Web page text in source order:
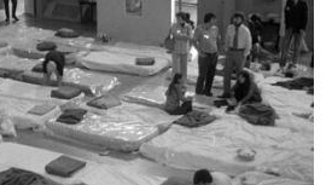
por asegurarse de que
dónde vengo, de los grandes
pueden llamar así- que se
pudiera estar aquí".
sus inicios no hubiera